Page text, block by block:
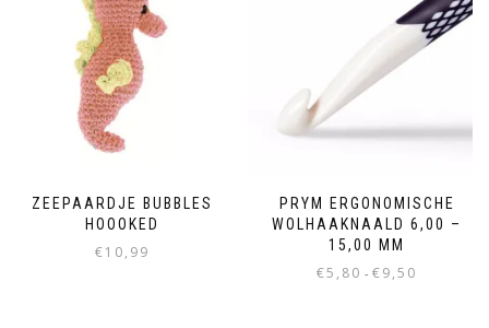
ZEEPAARDJE BUBBLES
HOOOKED
€10,99
PRYM ERGONOMISCHE
WOLHAAKNAALD 6,00 –
15,00 MM
€5,80 - €9,50